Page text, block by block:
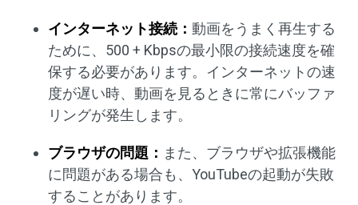
インターネット接続： 動画をうまく再生する
ために、500 + Kbpsの最小限の接続速度を確
保する必要があります。インターネットの速
度が遅い時、動画を見るときに常にバッファ
リングが発生します。
ブラウザの問題： また、ブラウザや拡張機能
に問題がある場合も、YouTubeの起動が失敗
することがあります。